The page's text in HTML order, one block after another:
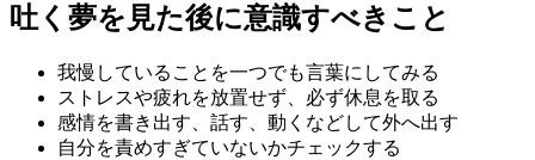
吐く夢を見た後に意識すべきこと
我慢していることを一つでも言葉にしてみる
ストレスや疲れを放置せず、必ず休息を取る
感情を書き出す、話す、動くなどして外へ出す
自分を責めすぎていないかチェックする